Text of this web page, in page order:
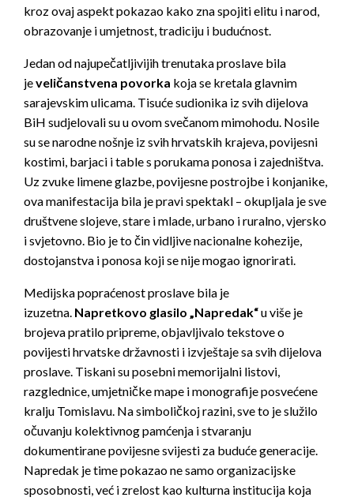
kroz ovaj aspekt pokazao kako zna spojiti elitu i narod,
obrazovanje i umjetnost, tradiciju i budućnost.
Jedan od najupečatljivijih trenutaka proslave bila
jeveličanstvena povorka koja se kretala glavnim
sarajevskim ulicama. Tisuće sudionika iz svih dijelova
BiH sudjelovali su u ovom svečanom mimohodu. Nosile
su se narodne nošnje iz svih hrvatskih krajeva, povijesni
kostimi, barjaci i table s porukama ponosa i zajedništva.
Uz zvuke limene glazbe, povijesne postrojbe i konjanike,
ova manifestacija bila je pravi spektakl – okupljala je sve
društvene slojeve, stare i mlade, urbano i ruralno, vjersko
i svjetovno. Bio je to čin vidljive nacionalne kohezije,
dostojanstva i ponosa koji se nije mogao ignorirati.
Medijska popraćenost proslave bila je
izuzetna. Napretkovo glasilo „Napredak“u više je
brojeva pratilo pripreme, objavljivalo tekstove o
povijesti hrvatske državnosti i izvještaje sa svih dijelova
proslave. Tiskani su posebni memorijalni listovi,
razglednice, umjetničke mape i monografije posvećene
kralju Tomislavu. Na simboličkoj razini, sve to je služilo
očuvanju kolektivnog pamćenja i stvaranju
dokumentirane povijesne svijesti za buduće generacije.
Napredak je time pokazao ne samo organizacijske
sposobnosti, već i zrelost kao kulturna institucija koja